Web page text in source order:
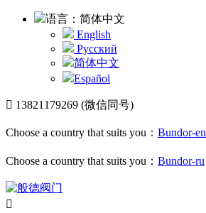
语言：简体中文
English
Русский
简体中文
Español
 13821179269 (微信同号)
Choose a country that suits you： Bundor-en
Choose a country that suits you： Bundor-ru
